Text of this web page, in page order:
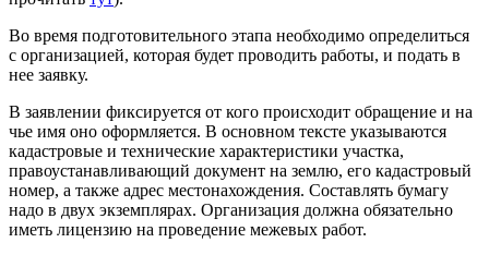
Во время подготовительного этапа необходимо определиться
с организацией, которая будет проводить работы, и подать в
нее заявку.
В заявлении фиксируется от кого происходит обращение и на
чье имя оно оформляется. В основном тексте указываются
кадастровые и технические характеристики участка,
правоустанавливающий документ на землю, его кадастровый
номер, а также адрес местонахождения. Составлять бумагу
надо в двух экземплярах. Организация должна обязательно
иметь лицензию на проведение межевых работ.